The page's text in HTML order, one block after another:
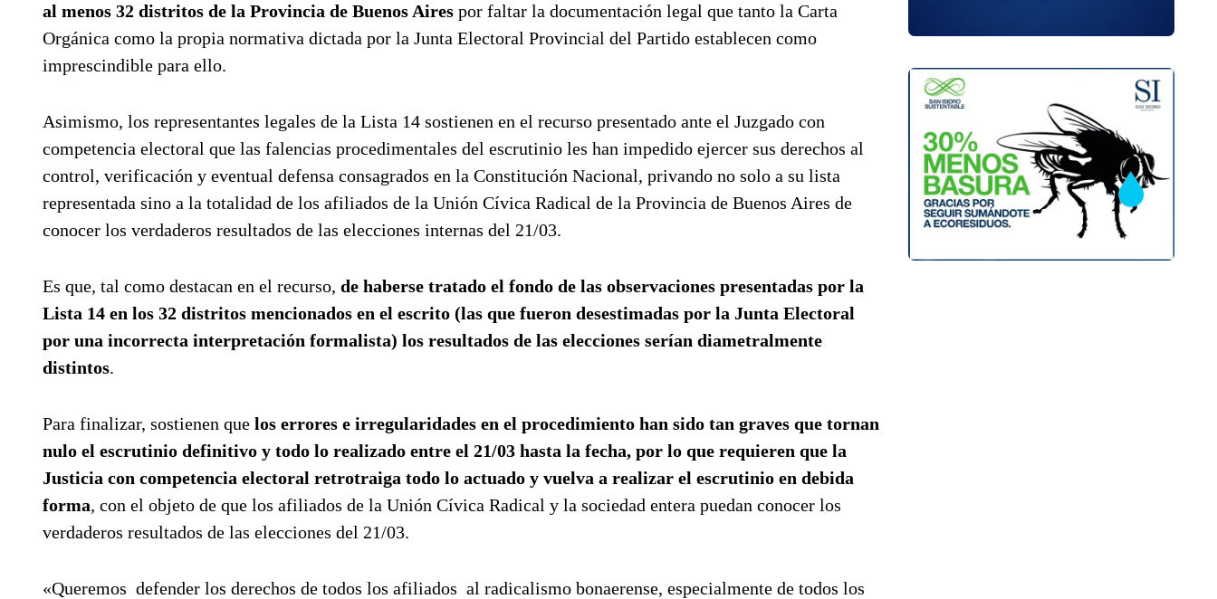
al menos 32 distritos de la Provincia de Buenos Aires por faltar la documentación legal que tanto la Carta
Orgánica como la propia normativa dictada por la Junta Electoral Provincial del Partido establecen como
imprescindible para ello.
Asimismo, los representantes legales de la Lista 14 sostienen en el recurso presentado ante el Juzgado con
competencia electoral que las falencias procedimentales del escrutinio les han impedido ejercer sus derechos al
control, verificación y eventual defensa consagrados en la Constitución Nacional, privando no solo a su lista
representada sino a la totalidad de los afiliados de la Unión Cívica Radical de la Provincia de Buenos Aires de
conocer los verdaderos resultados de las elecciones internas del 21/03.
Es que, tal como destacan en el recurso, de haberse tratado el fondo de las observaciones presentadas por la
Lista 14 en los 32 distritos mencionados en el escrito (las que fueron desestimadas por la Junta Electoral
por una incorrecta interpretación formalista) los resultados de las elecciones serían diametralmente
distintos.
Para finalizar, sostienen que los errores e irregularidades en el procedimiento han sido tan graves que tornan
nulo el escrutinio definitivo y todo lo realizado entre el 21/03 hasta la fecha, por lo que requieren que la
Justicia con competencia electoral retrotraiga todo lo actuado y vuelva a realizar el escrutinio en debida
forma, con el objeto de que los afiliados de la Unión Cívica Radical y la sociedad entera puedan conocer los
verdaderos resultados de las elecciones del 21/03.
«Queremos defender los derechos de todos los afiliados al radicalismo bonaerense, especialmente de todos los